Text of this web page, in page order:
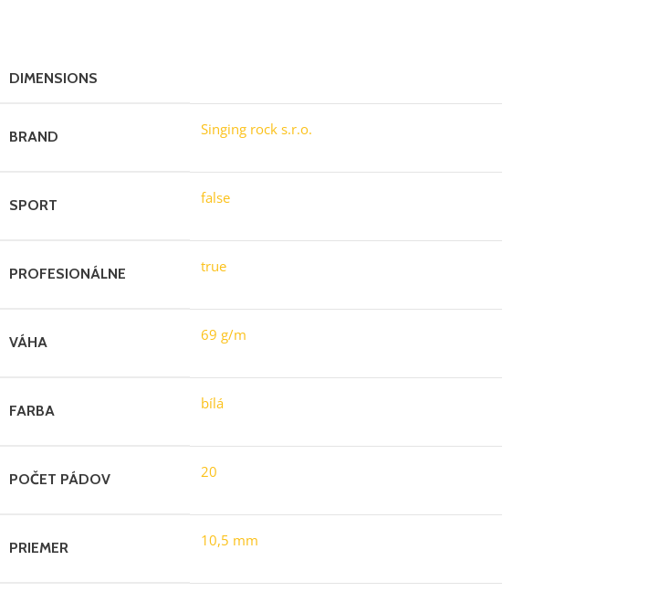
DIMENSIONS
BRAND Singing rock s.r.o.
SPORT false
PROFESIONÁLNE true
VÁHA 69 g/m
FARBA bílá
POČET PÁDOV 20
PRIEMER 10,5 mm